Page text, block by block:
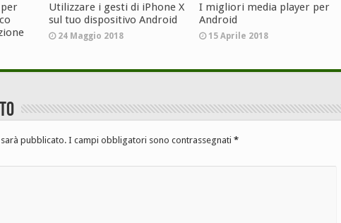
Utilizzare i gesti di iPhone X
sul tuo dispositivo Android
24 Maggio 2018
I migliori media player per
Android
15 Aprile 2018
pubblicato. I campi obbligatori sono contrassegnati *